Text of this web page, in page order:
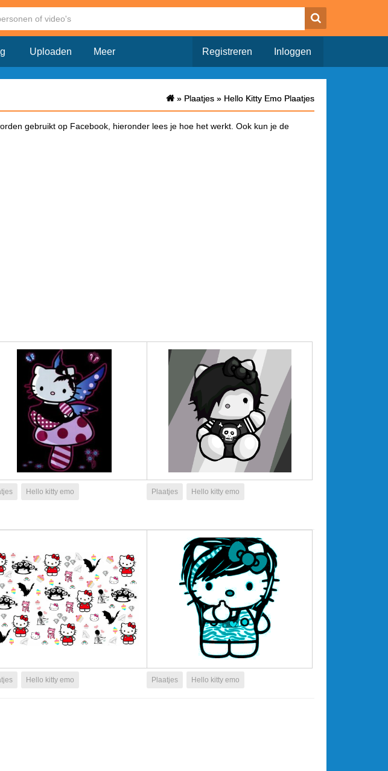
Uploaden Meer Registreren Inloggen
» Plaatjes » Hello Kitty Emo Plaatjes
» Plaatjes » Hello Kitty Emo Plaatjes
gebruikt op Facebook, hieronder lees je hoe het werkt. Ook kun je de
Hello kitty emo Plaatjes Hello kitty emo
Hello kitty emo Plaatjes Hello kitty emo